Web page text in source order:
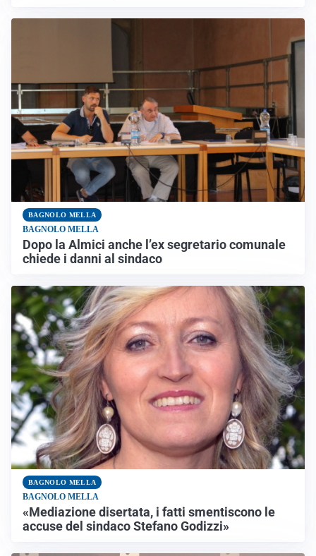
BAGNOLO MELLA
BAGNOLO MELLA
Dopo la Almici anche l’ex segretario comunale
chiede i danni al sindaco
BAGNOLO MELLA
BAGNOLO MELLA
«Mediazione disertata, i fatti smentiscono le
accuse del sindaco Stefano Godizzi»